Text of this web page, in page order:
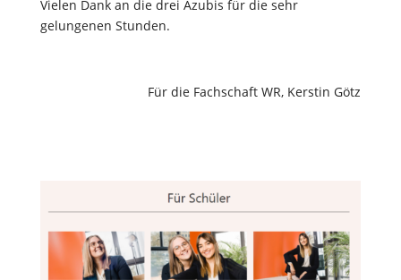
Vielen Dank an die drei Azubis für die sehr
gelungenen Stunden.
Für die Fachschaft WR, Kerstin Götz